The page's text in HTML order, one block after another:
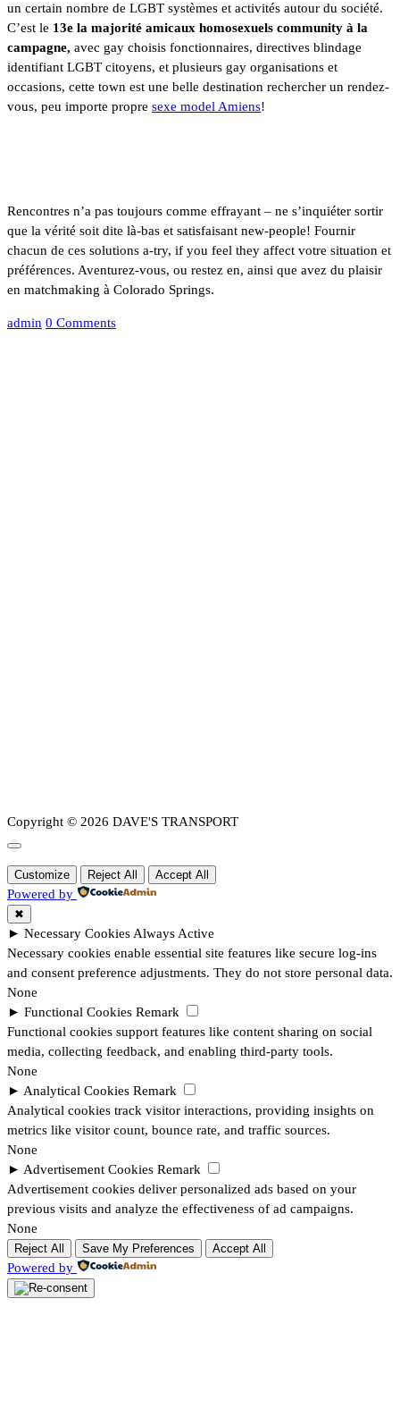
un certain nombre de LGBT systèmes et activités autour du société.
C’est le 13e la majorité amicaux homosexuels community à la
campagne, avec gay choisis fonctionnaires, directives blindage
identifiant LGBT citoyens, et plusieurs gay organisations et
occasions, cette town est une belle destination rechercher un rendez-
vous, peu importe propre sexe model Amiens!
Rencontres n’a pas toujours comme effrayant – ne s’inquiéter sortir
que la vérité soit dite là-bas et satisfaisant new-people! Fournir
chacun de ces solutions a-try, if you feel they affect votre situation et
préférences. Aventurez-vous, ou restez en, ainsi que avez du plaisir
en matchmaking à Colorado Springs.
admin 0 Comments
Copyright © 2026 DAVE'S TRANSPORT
Customize Reject All Accept All
Powered by
✖
► Necessary Cookies Always Active
Necessary cookies enable essential site features like secure log-ins
and consent preference adjustments. They do not store personal data.
None
► Functional Cookies Remark
Functional cookies support features like content sharing on social
media, collecting feedback, and enabling third-party tools.
None
► Analytical Cookies Remark
Analytical cookies track visitor interactions, providing insights on
metrics like visitor count, bounce rate, and traffic sources.
None
► Advertisement Cookies Remark
Advertisement cookies deliver personalized ads based on your
previous visits and analyze the effectiveness of ad campaigns.
None
Reject All Save My Preferences Accept All
Powered by